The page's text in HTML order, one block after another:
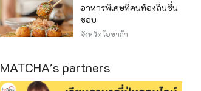
อาหารพิเศษที่คนท้องถิ่นชื่น
ชอบ
จังหวัดโอซาก้า
MATCHA's partners